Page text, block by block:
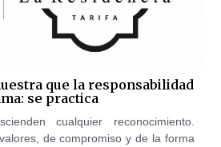
que la responsabilidad
se practica
cualquier reconocimiento.
de compromiso y de la forma